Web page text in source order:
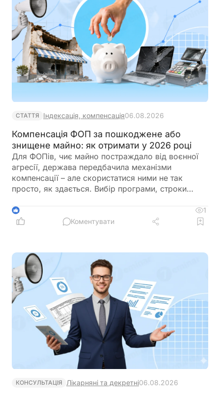
СТАТТЯ Індексація, компенсація06.08.2026
Компенсація ФОП за пошкоджене або
знищене майно: як отримати у 2026 році
Для ФОПів, чиє майно постраждало від воєнної
агресії, держава передбачила механізми
компенсації – але скористатися ними не так
просто, як здається. Вибір програми, строки
моменту руйнування – все це критично важливі
деталі, від яких залежить результат. Пояснюємо,
1
1
Коментувати
КОНСУЛЬТАЦІЯ Лікарняні та декретні06.08.2026